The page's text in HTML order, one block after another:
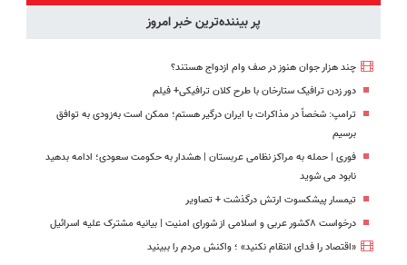
پر بیننده‌ترین خبر امروز
چند هزار جوان هنوز در صف وام ازدواج هستند؟
دور زدن ترافیک ستارخان با طرح کلان ترافیکی+ فیلم
ترامپ: شخصاً در مذاکرات با ایران درگیر هستم؛ ممکن است به‌زودی به توافق
برسیم
فوری | حمله به مراکز نظامی عربستان | هشدار به حکومت سعودی؛ ادامه بدهید
نابود می شوید
تیمسار پیشکسوت ارتش درگذشت + تصاویر
درخواست ۸کشور عربی و اسلامی از شورای امنیت | بیانیه مشترک علیه اسرائیل
«اقتصاد را فدای انتقام نکنید» ؛ واکنش مردم را ببینید